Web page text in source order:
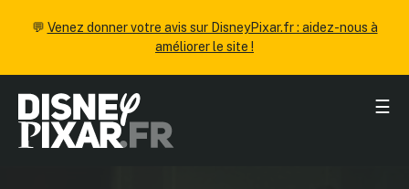
💬 Venez donner votre avis sur DisneyPixar.fr : aidez-nous à
améliorer le site !
☰